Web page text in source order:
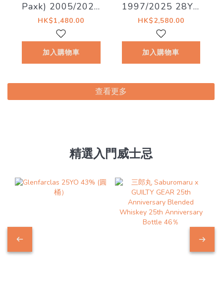
Paxk) 2005/2025
20YO Hogshead
#9 57.5% The
Whiskyfind《不朽
HK$1,480.00
加入購物車
1997/2025 28YO
#6915 51.8% The
Whiskyfind《猫美
術館 - 懸崖上的石
HK$2,580.00
加入購物車
查看更多
精選入門威士忌